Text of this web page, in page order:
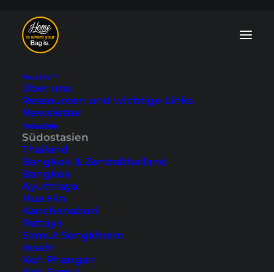
Neu hier?
Über uns
Ressourcen und wichtige Links
Newsletter
Reiseziele
Südostasien
Thailand
Bangkok & Zentralthailand
Bangkok
Ayutthaya
Hua Hin
Kanchanaburi
Pattaya
Samut Songkhram
Inseln
Koh Phangan
Koh Rong Samloem
- Tagesausflug ins
Zuletzt aktualisiert: 10. Mai 2024